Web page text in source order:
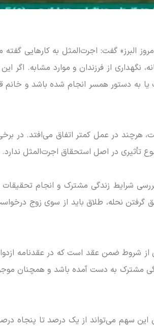
البرز» گفت: اجرت‌المثل به کار‌هایی
از فرزندان و موارد مشابه. اگر
به دستور همسر انجام شده باشد و خانم
هرچند در عمل کمتر اتفاق می‌افتد. در
تأثیری در اصل استحقاق اجرت‌المثل ندارد.
شرایط زندگی مشترک و انجام تحقیقات
گرفتن نحله، طلاق باید از سوی زوج
شروط ضمن عقد است که در عقدنامه
مشترک به دست آمده باشد و همچنان
این سهم می‌تواند از یک درصد تا پنجاه